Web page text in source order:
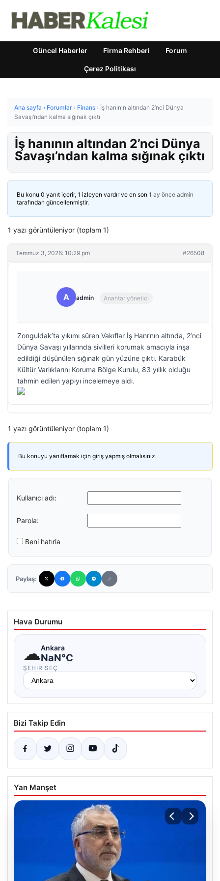
Güncel Haberler Firma Rehberi Forum
Çerez Politikası
Ana sayfa › Forumlar › Finans › İş hanının altından 2’nci Dünya
Savaşı’ndan kalma sığınak çıktı
İş hanının altından 2’nci Dünya
Savaşı’ndan kalma sığınak çıktı
Bu konu 0 yanıt içerir, 1 izleyen vardır ve en son 1 ay önce admin
tarafından güncellenmiştir.
1 yazı görüntüleniyor (toplam 1)
Temmuz 3, 2026: 10:29 pm #26508
A admin Anahtar yönetici
Zonguldak’ta yıkımı süren Vakıflar İş Hanı’nın altında, 2’nci
Dünya Savaşı yıllarında sivilleri korumak amacıyla inşa
edildiği düşünülen sığınak gün yüzüne çıktı. Karabük
Kültür Varlıklarını Koruma Bölge Kurulu, 83 yıllık olduğu
tahmin edilen yapıyı incelemeye aldı.
1 yazı görüntüleniyor (toplam 1)
Bu konuyu yanıtlamak için giriş yapmış olmalısınız.
Kullanıcı adı:
Parola:
Beni hatırla
Paylaş:
Hava Durumu
☁Ankara
NaN°C
ŞEHIR SEÇ
Bizi Takip Edin
Yan Manşet